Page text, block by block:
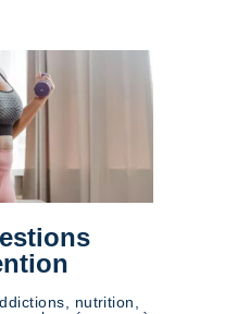
nutrition,